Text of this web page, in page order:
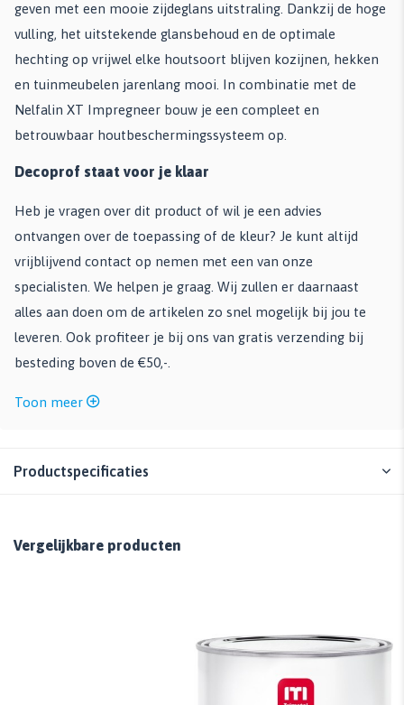
geven met een mooie zijdeglans uitstraling. Dankzij de hoge
vulling, het uitstekende glansbehoud en de optimale
hechting op vrijwel elke houtsoort blijven kozijnen, hekken
en tuinmeubelen jarenlang mooi. In combinatie met de
Nelfalin XT Impregneer bouw je een compleet en
betrouwbaar houtbeschermingssysteem op.
Decoprof staat voor je klaar
Heb je vragen over dit product of wil je een advies
ontvangen over de toepassing of de kleur? Je kunt altijd
vrijblijvend contact op nemen met een van onze
specialisten. We helpen je graag. Wij zullen er daarnaast
alles aan doen om de artikelen zo snel mogelijk bij jou te
leveren. Ook profiteer je bij ons van gratis verzending bij
besteding boven de €50,-.
Toon meer
Productspecificaties
Vergelijkbare producten